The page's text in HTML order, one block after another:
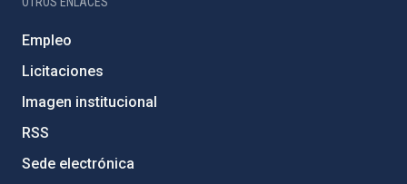
Empleo
Licitaciones
Imagen institucional
RSS
Sede electrónica